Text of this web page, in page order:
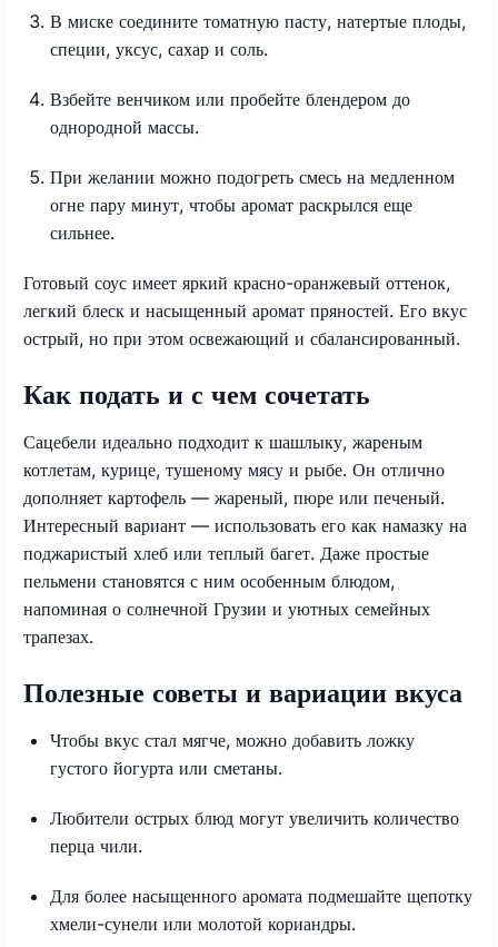
В миске соедините томатную пасту, натертые плоды,
специи, уксус, сахар и соль.
Взбейте венчиком или пробейте блендером до
однородной массы.
При желании можно подогреть смесь на медленном
огне пару минут, чтобы аромат раскрылся еще
сильнее.
Готовый соус имеет яркий красно-оранжевый оттенок,
легкий блеск и насыщенный аромат пряностей. Его вкус
острый, но при этом освежающий и сбалансированный.
Как подать и с чем сочетать
Сацебели идеально подходит к шашлыку, жареным
котлетам, курице, тушеному мясу и рыбе. Он отлично
дополняет картофель — жареный, пюре или печеный.
Интересный вариант — использовать его как намазку на
поджаристый хлеб или теплый багет. Даже простые
пельмени становятся с ним особенным блюдом,
напоминая о солнечной Грузии и уютных семейных
трапезах.
Полезные советы и вариации вкуса
Чтобы вкус стал мягче, можно добавить ложку
густого йогурта или сметаны.
Любители острых блюд могут увеличить количество
перца чили.
Для более насыщенного аромата подмешайте щепотку
хмели-сунели или молотой кориандры.